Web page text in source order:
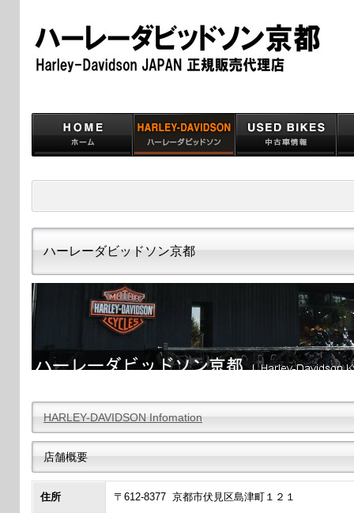
ハーレーダビッドソン京都
HARLEY-DAVIDSON Infomation
店舗概要
住所 〒612-8377 京都市伏見区島津町１２１